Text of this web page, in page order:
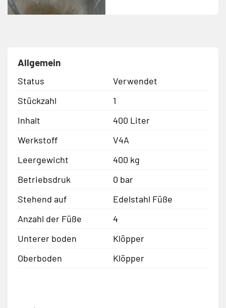
Allgemein
Status
Verwendet
Stückzahl
1
Inhalt
400 Liter
Werkstoff
V4A
Leergewicht
400 kg
Betriebsdruk
0 bar
Stehend auf
Edelstahl Füße
Anzahl der Füße
4
Unterer boden
Klöpper
Oberboden
Klöpper